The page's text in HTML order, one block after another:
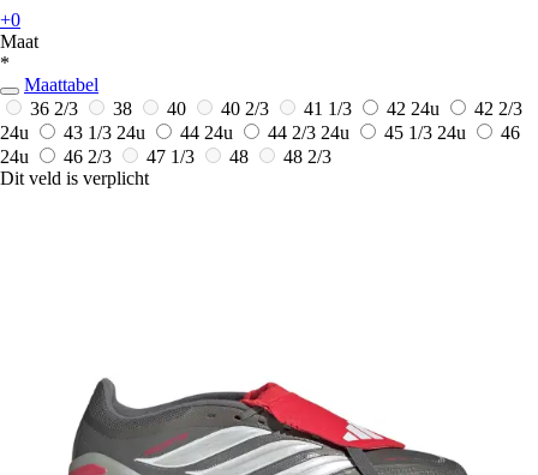
+0
Maat
*
Maattabel
36 2/3
38 40 40 2/3 41 1/3 42 24u
42 2/3
24u
43 1/3 24u 44 24u 44 2/3 24u 45 1/3 24u
46
24u
46 2/3 47 1/3 48
48 2/3
Dit veld is verplicht